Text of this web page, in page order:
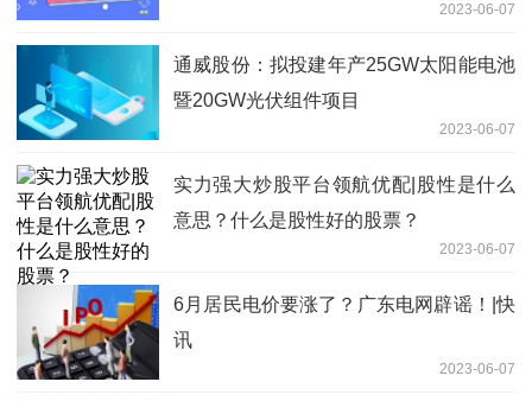
2023-06-07
通威股份：拟投建年产25GW太阳能电池
暨20GW光伏组件项目
2023-06-07
实力强大炒股平台领航优配|股性是什么
意思？什么是股性好的股票？
2023-06-07
6月居民电价要涨了？广东电网辟谣！|快
讯
2023-06-07